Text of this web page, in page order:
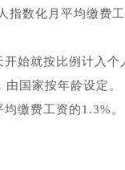
指数化月平均缴费工
始就按比例计入个
国家按年龄设定。
缴费工资的1.3%。